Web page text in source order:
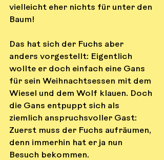
vielleicht eher nichts für unter den
Baum!
Das hat sich der Fuchs aber
anders vorgestellt: Eigentlich
wollte er doch einfach eine Gans
für sein Weihnachtsessen mit dem
Wiesel und dem Wolf klauen. Doch
die Gans entpuppt sich als
ziemlich anspruchsvoller Gast:
Zuerst muss der Fuchs aufräumen,
denn immerhin hat er ja nun
Besuch bekommen.